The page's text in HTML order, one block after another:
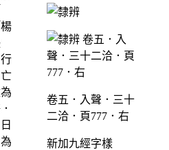
亡
卷五．入聲．三十
二洽．頁777．右
新加九經字樣